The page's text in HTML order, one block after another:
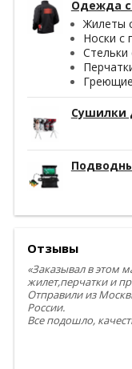
Одежда
Жилеты
Носки с
Стельки
Сушилки
Отзывы
«Заказывал в этом
жилет,перчатки и
Отправили из
России.
Все подошло,